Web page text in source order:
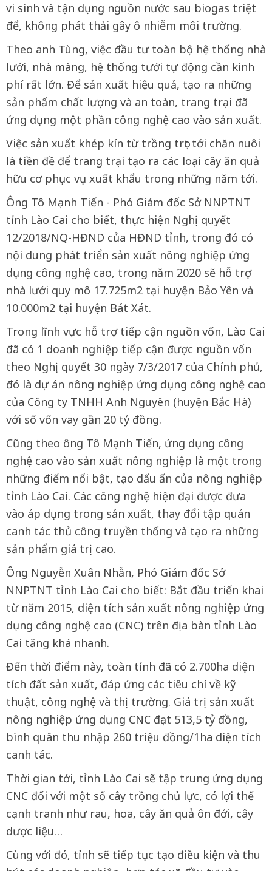
vi sinh và tận dụng nguồn nước sau biogas triệt
để, không phát thải gây ô nhiễm môi trường.
Theo anh Tùng, việc đầu tư toàn bộ hệ thống nhà
lưới, nhà màng, hệ thống tưới tự động cần kinh
phí rất lớn. Để sản xuất hiệu quả, tạo ra những
sản phẩm chất lượng và an toàn, trang trại đã
ứng dụng một phần công nghệ cao vào sản xuất.
Việc sản xuất khép kín từ trồng trọt tới chăn nuôi
là tiền đề để trang trại tạo ra các loại cây ăn quả
hữu cơ phục vụ xuất khẩu trong những năm tới.
Ông Tô Mạnh Tiến - Phó Giám đốc Sở NNPTNT
tỉnh Lào Cai cho biết, thực hiện Nghị quyết
12/2018/NQ-HĐND của HĐND tỉnh, trong đó có
nội dung phát triển sản xuất nông nghiệp ứng
dụng công nghệ cao, trong năm 2020 sẽ hỗ trợ
nhà lưới quy mô 17.725m2 tại huyện Bảo Yên và
10.000m2 tại huyện Bát Xát.
Trong lĩnh vực hỗ trợ tiếp cận nguồn vốn, Lào Cai
đã có 1 doanh nghiệp tiếp cận được nguồn vốn
theo Nghị quyết 30 ngày 7/3/2017 của Chính phủ,
đó là dự án nông nghiệp ứng dụng công nghệ cao
của Công ty TNHH Anh Nguyên (huyện Bắc Hà)
với số vốn vay gần 20 tỷ đồng.
Cũng theo ông Tô Mạnh Tiến, ứng dụng công
nghệ cao vào sản xuất nông nghiệp là một trong
những điểm nổi bật, tạo dấu ấn của nông nghiệp
tỉnh Lào Cai. Các công nghệ hiện đại được đưa
vào áp dụng trong sản xuất, thay đổi tập quán
canh tác thủ công truyền thống và tạo ra những
sản phẩm giá trị cao.
Ông Nguyễn Xuân Nhẫn, Phó Giám đốc Sở
NNPTNT tỉnh Lào Cai cho biết: Bắt đầu triển khai
từ năm 2015, diện tích sản xuất nông nghiệp ứng
dụng công nghệ cao (CNC) trên địa bàn tỉnh Lào
Cai tăng khá nhanh.
Đến thời điểm này, toàn tỉnh đã có 2.700ha diện
tích đất sản xuất, đáp ứng các tiêu chí về kỹ
thuật, công nghệ và thị trường. Giá trị sản xuất
nông nghiệp ứng dụng CNC đạt 513,5 tỷ đồng,
bình quân thu nhập 260 triệu đồng/1ha diện tích
canh tác.
Thời gian tới, tỉnh Lào Cai sẽ tập trung ứng dụng
CNC đối với một số cây trồng chủ lực, có lợi thế
cạnh tranh như rau, hoa, cây ăn quả ôn đới, cây
dược liệu…
Cùng với đó, tỉnh sẽ tiếp tục tạo điều kiện và thu